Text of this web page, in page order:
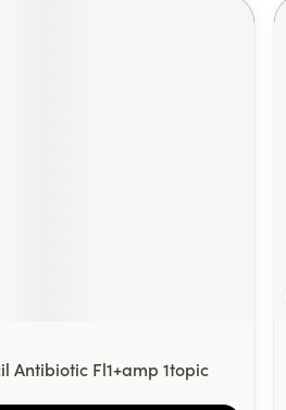
prescription
Antibiotic Fl1+amp 1topic